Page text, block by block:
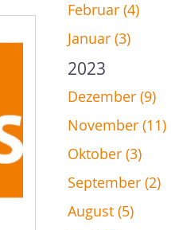
Februar (4)
Januar (3)
2023
Dezember (9)
November (11)
Oktober (3)
September (2)
August (5)